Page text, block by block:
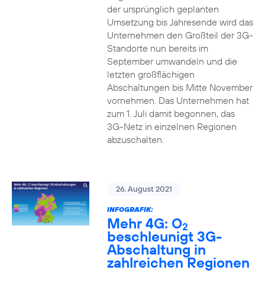
der ursprünglich geplanten
Umsetzung bis Jahresende wird das
Unternehmen den Großteil der 3G-
Standorte nun bereits im
September umwandeln und die
letzten großflächigen
Abschaltungen bis Mitte November
vornehmen. Das Unternehmen hat
zum 1. Juli damit begonnen, das
3G-Netz in einzelnen Regionen
abzuschalten.
26. August 2021
INFOGRAFIK:
Mehr 4G: O2
beschleunigt 3G-
Abschaltung in
zahlreichen Regionen